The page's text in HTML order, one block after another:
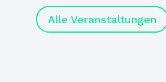
Alle Veranstaltungen